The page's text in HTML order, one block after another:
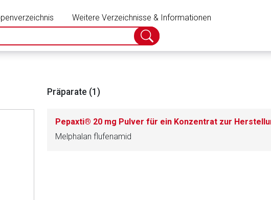
Weitere Verzeichnisse & Informationen
Suche
abschicken
Präparate (1)
Melphalan flufenamid